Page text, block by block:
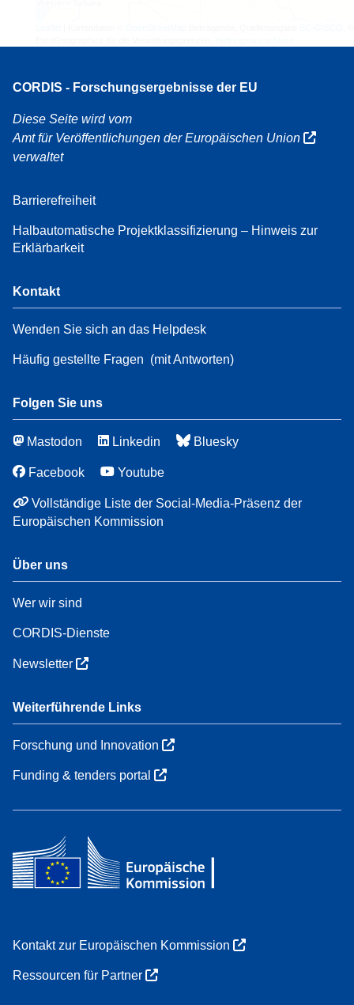
CORDIS - Forschungsergebnisse der EU
Diese Seite wird vom
Amt für Veröffentlichungen der Europäischen Union
verwaltet
Barrierefreiheit
Halbautomatische Projektklassifizierung – Hinweis zur
Erklärbarkeit
Kontakt
Wenden Sie sich an das Helpdesk
Häufig gestellte Fragen (mit Antworten)
Folgen Sie uns
Mastodon Linkedin Bluesky
Facebook Youtube
Vollständige Liste der Social-Media-Präsenz der
Europäischen Kommission
Über uns
Wer wir sind
CORDIS-Dienste
Newsletter
Weiterführende Links
Forschung und Innovation
Funding & tenders portal
Kontakt zur Europäischen Kommission
Ressourcen für Partner